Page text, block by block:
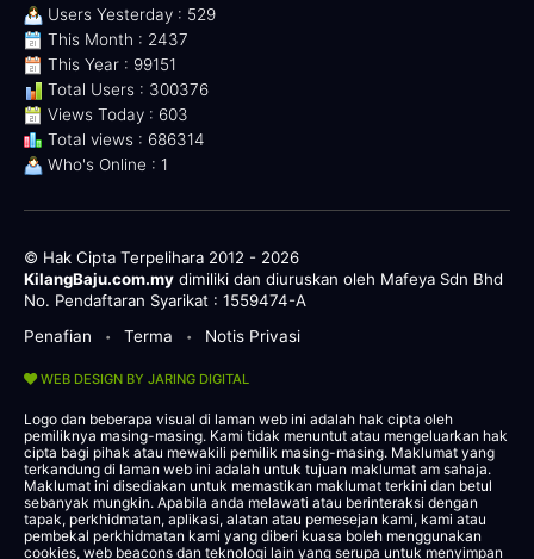
Users Yesterday : 529
This Month : 2437
This Year : 99151
Total Users : 300376
Views Today : 603
Total views : 686314
Who's Online : 1
© Hak Cipta Terpelihara 2012 - 2026
KilangBaju.com.my dimiliki dan diuruskan oleh Mafeya Sdn Bhd
No. Pendaftaran Syarikat : 1559474-A
Penafian
• Terma • Notis Privasi
WEB DESIGN BY JARING DIGITAL
Logo dan beberapa visual di laman web ini adalah hak cipta oleh
pemiliknya masing-masing. Kami tidak menuntut atau mengeluarkan hak
cipta bagi pihak atau mewakili pemilik masing-masing. Maklumat yang
terkandung di laman web ini adalah untuk tujuan maklumat am sahaja.
Maklumat ini disediakan untuk memastikan maklumat terkini dan betul
sebanyak mungkin. Apabila anda melawati atau berinteraksi dengan
tapak, perkhidmatan, aplikasi, alatan atau pemesejan kami, kami atau
pembekal perkhidmatan kami yang diberi kuasa boleh menggunakan
cookies, web beacons dan teknologi lain yang serupa untuk menyimpan